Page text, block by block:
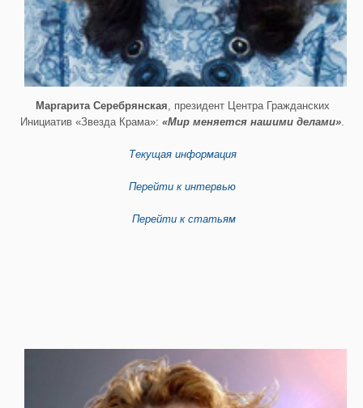
Маргарита Серебрянская, президент Центра Гражданских
Инициатив «Звезда Крама»: «Мир меняется нашими делами».
Текущая информация
Перейти к интервью
Перейти к статьям